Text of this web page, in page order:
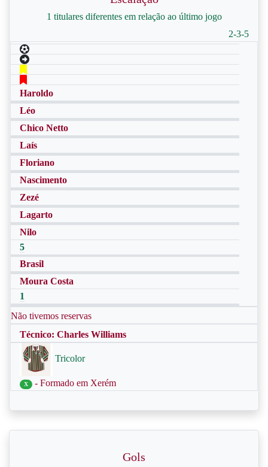
1 titulares diferentes em relação ao último jogo
2-3-5
Haroldo
Léo
Chico Netto
Laís
Floriano
Nascimento
Zezé
Lagarto
Nilo
5
Brasil
Moura Costa
1
Não tivemos reservas
Técnico: Charles Williams
Tricolor
X - Formado em Xerém
Gols